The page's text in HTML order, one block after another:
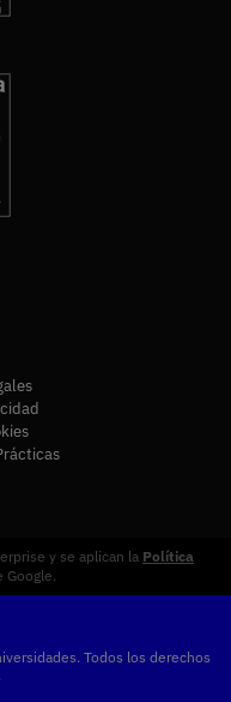
y se aplican la Política
Google.
Todos los derechos